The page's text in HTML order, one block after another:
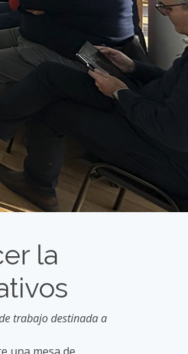
la
trabajo destinada a